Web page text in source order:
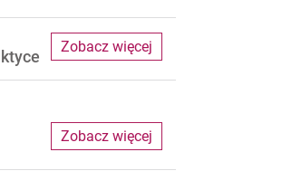
Zobacz więcej
Zobacz więcej